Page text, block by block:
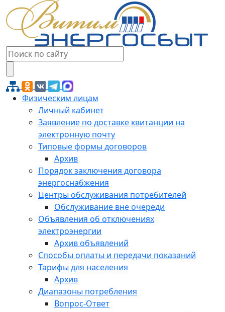
Физическим лицам
Личный кабинет
Заявление по доставке квитанции на
электронную почту
Типовые формы договоров
Архив
Порядок заключения договора
энергоснабжения
Центры обслуживания потребителей
Обслуживание вне очереди
Объявления об отключениях
электроэнергии
Архив объявлений
Способы оплаты и передачи показаний
Тарифы для населения
Архив
Диапазоны потребления
Вопрос-Ответ